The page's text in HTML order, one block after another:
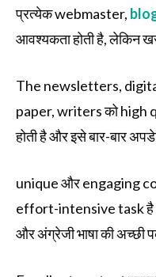
प्रत्येक webmaster,
आवश्यकता होती है, लेकिन
The newsletters,
paper, writers को high
होती है और इसे बार-बार
unique और engaging
effort-intensive task
और अंग्रेजी भाषा की अच्छी